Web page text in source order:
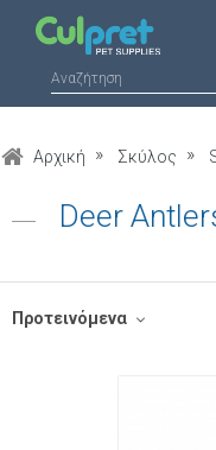
Αρχική Σκύλος
Deer
Προτεινόμενα